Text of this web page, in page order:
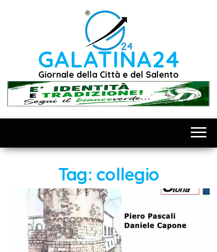
GALATINA24
Giornale della Città e del Salento
Tag: collegio